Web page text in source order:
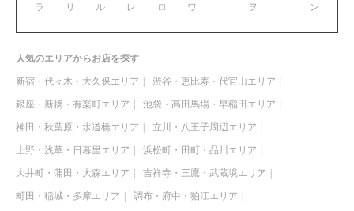
ラ リ ル レ ロ ワ ヲ ン
人気のエリアからお店を探す
新宿・代々木・大久保エリア 渋谷・恵比寿・代官山エリア
銀座・新橋・有楽町エリア 池袋・高田馬場・早稲田エリア
神田・秋葉原・水道橋エリア 立川・八王子周辺エリア
上野・浅草・日暮里エリア 浜松町・田町・品川エリア
大井町・蒲田・大森エリア 吉祥寺・三鷹・武蔵境エリア
町田・稲城・多摩エリア 調布・府中・狛江エリア